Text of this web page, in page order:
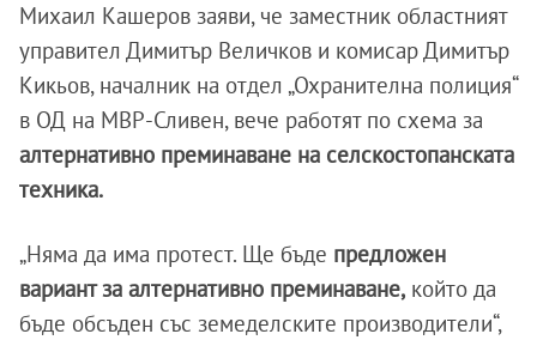
Михаил Кашеров заяви, че заместник областният
управител Димитър Величков и комисар Димитър
Кикьов, началник на отдел „Охранителна полиция“
в ОД на МВР-Сливен, вече работят по схема за
алтернативно преминаване на селскостопанската
техника.
„Няма да има протест. Ще бъде предложен
вариант за алтернативно преминаване, който да
бъде обсъден със земеделските производители“,